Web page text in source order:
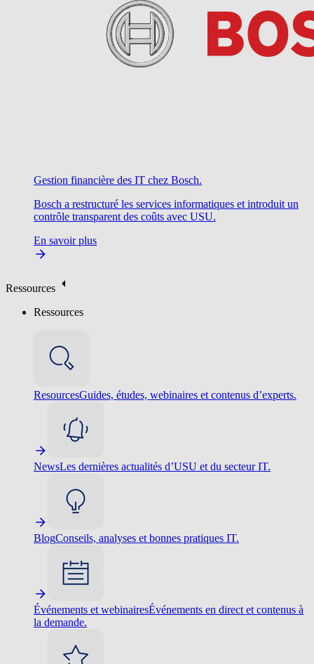
Gestion financière des IT chez Bosch.
Bosch a restructuré les services informatiques et introduit un
contrôle transparent des coûts avec USU.
En savoir plus
Ressources
Ressources
ResourcesGuides, études, webinaires et contenus d’experts.
NewsLes dernières actualités d’USU et du secteur IT.
BlogConseils, analyses et bonnes pratiques IT.
Événements et webinairesÉvénements en direct et contenus à
la demande.